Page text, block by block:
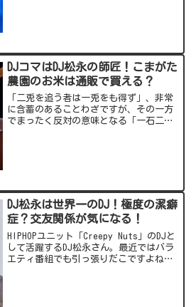
DJコマはDJ松永の師匠！こまがた
農園のお米は通販で買える？
「二兎を追う者は一兎をも得ず」、非常
に含蓄のあることわざですが、その一方
でまったく反対の意味となる「一石二
DJ松永は世界一のDJ！極度の潔癖
症？交友関係が気になる！
HIPHOPユニット「Creepy Nuts」のDJと
して活躍するDJ松永さん。最近ではバラ
エティ番組でも引っ張りだこですよね。